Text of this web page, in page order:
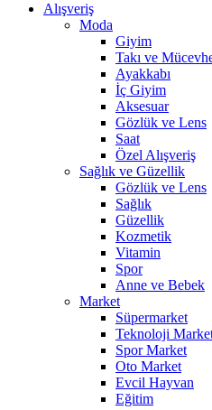
Alışveriş
Moda
Giyim
Takı ve
Ayakkabı
İç Giyim
Aksesuar
Gözlük ve Lens
Saat
Özel Alışveriş
Sağlık ve Güzellik
Gözlük ve Lens
Sağlık
Güzellik
Kozmetik
Vitamin
Spor
Anne ve Bebek
Market
Süpermarket
Teknoloji
Spor Market
Oto Market
Evcil Hayvan
Eğitim